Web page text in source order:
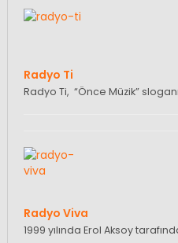
Radyo Ti
Radyo Ti, “Önce Müzik”
Radyo Viva
1999 yılında Erol Aksoy